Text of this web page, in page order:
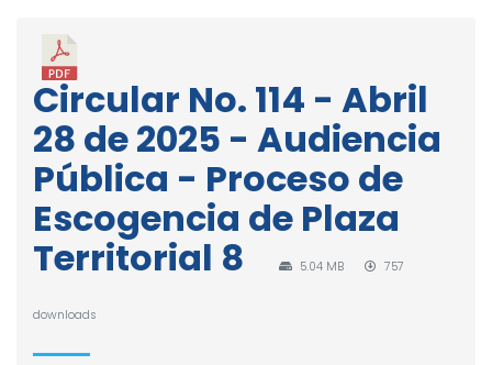
Circular No. 114 - Abril
28 de 2025 - Audiencia
Pública - Proceso de
Escogencia de Plaza
Territorial 8
5.04 MB 757
downloads